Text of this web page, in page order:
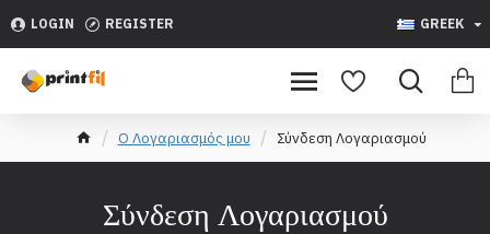
LOGIN REGISTER GREEK
O Λογαριασμός μου Σύνδεση Λογαριασμού
Σύνδεση Λογαριασμού